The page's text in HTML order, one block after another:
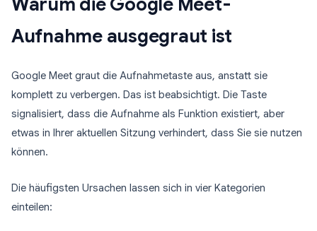
Aufnahme ausgegraut ist
Google Meet graut die Aufnahmetaste aus, anstatt sie
komplett zu verbergen. Das ist beabsichtigt. Die Taste
signalisiert, dass die Aufnahme als Funktion existiert, aber
etwas in Ihrer aktuellen Sitzung verhindert, dass Sie sie nutzen
können.
Die häufigsten Ursachen lassen sich in vier Kategorien
einteilen: